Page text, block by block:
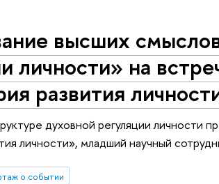
высших
личности» на
развития
духовной регуляции личности
личности», младший научный
о событии